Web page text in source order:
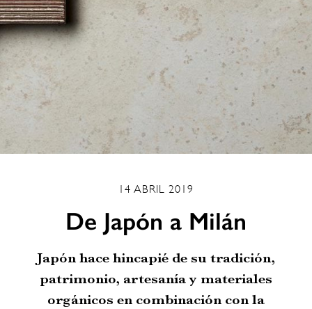
14 ABRIL 2019
De Japón a Milán
Japón hace hincapié de su tradición,
patrimonio, artesanía y materiales
orgánicos en combinación con la